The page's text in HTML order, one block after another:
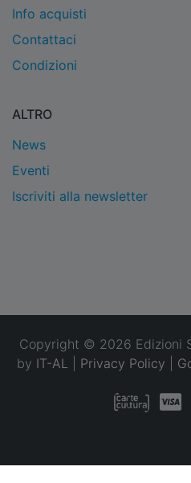
Info acquisti
Contattaci
Condizioni
ALTRO
News
Eventi
Iscriviti alla newsletter
Copyright © 2026 Edizioni
by IT-AL Privacy Policy